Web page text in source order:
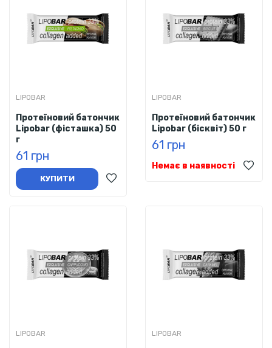
LIPOBAR
Протеїновий батончик
Lipobar (фісташка) 50
г
61 грн
КУПИТИ
LIPOBAR
Протеїновий батончик
Lipobar (бісквіт) 50 г
61 грн
Немає в наявності
LIPOBAR LIPOBAR